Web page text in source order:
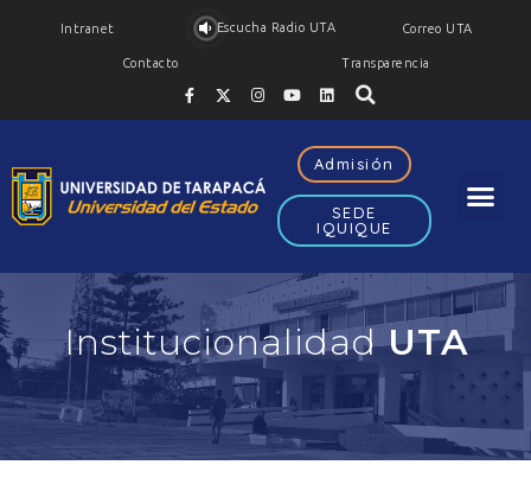
Intranet Escucha Radio UTA Correo UTA
Contacto Transparencia
Admisión
SEDE
IQUIQUE
InstitucionalidadUTA